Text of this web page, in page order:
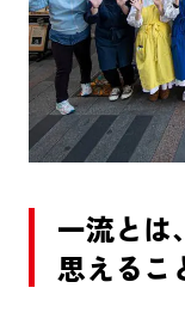
一流とは
思えるこ